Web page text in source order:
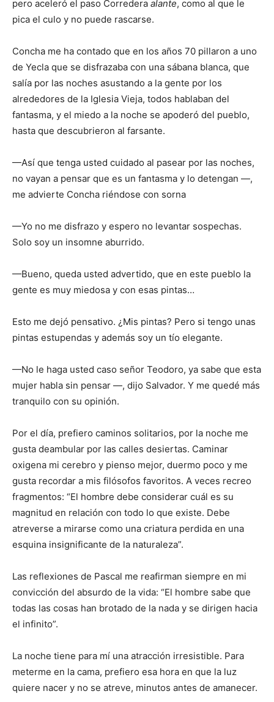
pero aceleró el paso Corredera alante, como al que le
pica el culo y no puede rascarse.
Concha me ha contado que en los años 70 pillaron a uno
de Yecla que se disfrazaba con una sábana blanca, que
salía por las noches asustando a la gente por los
alrededores de la Iglesia Vieja, todos hablaban del
fantasma, y el miedo a la noche se apoderó del pueblo,
hasta que descubrieron al farsante.
—Así que tenga usted cuidado al pasear por las noches,
no vayan a pensar que es un fantasma y lo detengan —,
me advierte Concha riéndose con sorna
—Yo no me disfrazo y espero no levantar sospechas.
Solo soy un insomne aburrido.
—Bueno, queda usted advertido, que en este pueblo la
gente es muy miedosa y con esas pintas…
Esto me dejó pensativo. ¿Mis pintas? Pero si tengo unas
pintas estupendas y además soy un tío elegante.
—No le haga usted caso señor Teodoro, ya sabe que esta
mujer habla sin pensar —, dijo Salvador. Y me quedé más
tranquilo con su opinión.
Por el día, prefiero caminos solitarios, por la noche me
gusta deambular por las calles desiertas. Caminar
oxigena mi cerebro y pienso mejor, duermo poco y me
gusta recordar a mis filósofos favoritos. A veces recreo
fragmentos: “El hombre debe considerar cuál es su
magnitud en relación con todo lo que existe. Debe
atreverse a mirarse como una criatura perdida en una
esquina insignificante de la naturaleza”.
Las reflexiones de Pascal me reafirman siempre en mi
convicción del absurdo de la vida: “El hombre sabe que
todas las cosas han brotado de la nada y se dirigen hacia
el infinito”.
La noche tiene para mí una atracción irresistible. Para
meterme en la cama, prefiero esa hora en que la luz
quiere nacer y no se atreve, minutos antes de amanecer.